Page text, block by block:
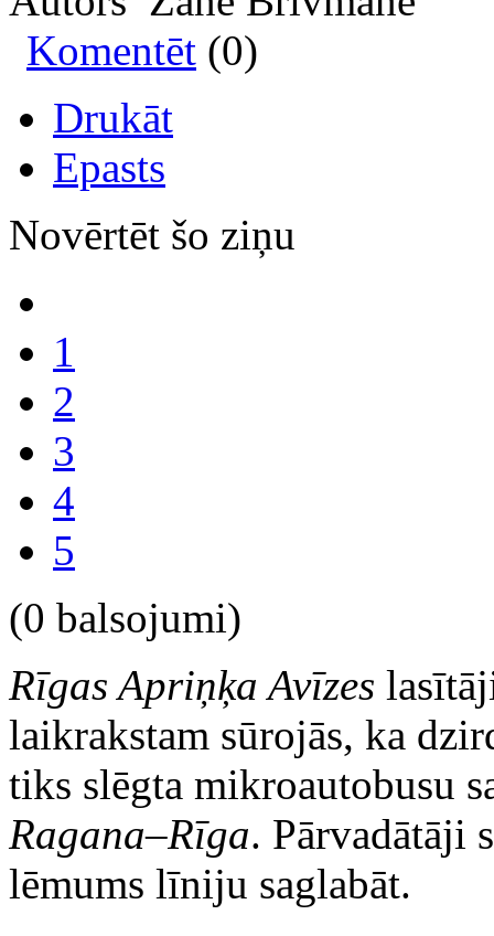
Komentēt (0)
Drukāt
Epasts
Novērtēt šo ziņu
1
2
3
4
5
(0 balsojumi)
Rīgas Apriņķa Avīzes
laikrakstam sūrojās, ka
tiks slēgta mikroautobusu
Ragana–Rīga. Pārvadātāji
lēmums līniju saglabāt.